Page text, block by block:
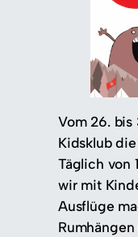
Vom 26.
Kidsklub
Täglich von
wir mit
Ausflüge